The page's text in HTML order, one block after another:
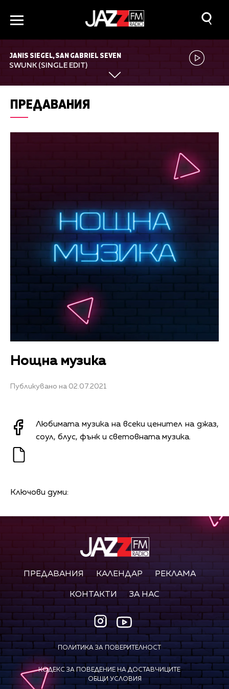
JANIS SIEGEL, SAN GABRIEL SEVEN
SWUNK (SINGLE EDIT)
ПРЕДАВАНИЯ
Нощна музика
Публикувано на 02.07.2021
Любимата музика на всеки ценител на джаз,
соул, блус, фънк и световната музика.
Ключови думи:
ПРЕДАВАНИЯ КАЛЕНДАР РЕКЛАМА
КОНТАКТИ ЗА НАС
ПОЛИТИКА ЗА ПОВЕРИТЕЛНОСТ
КОДЕКС ЗА ПОВЕДЕНИЕ НА ДОСТАВЧИЦИТЕ
ОБЩИ УСЛОВИЯ